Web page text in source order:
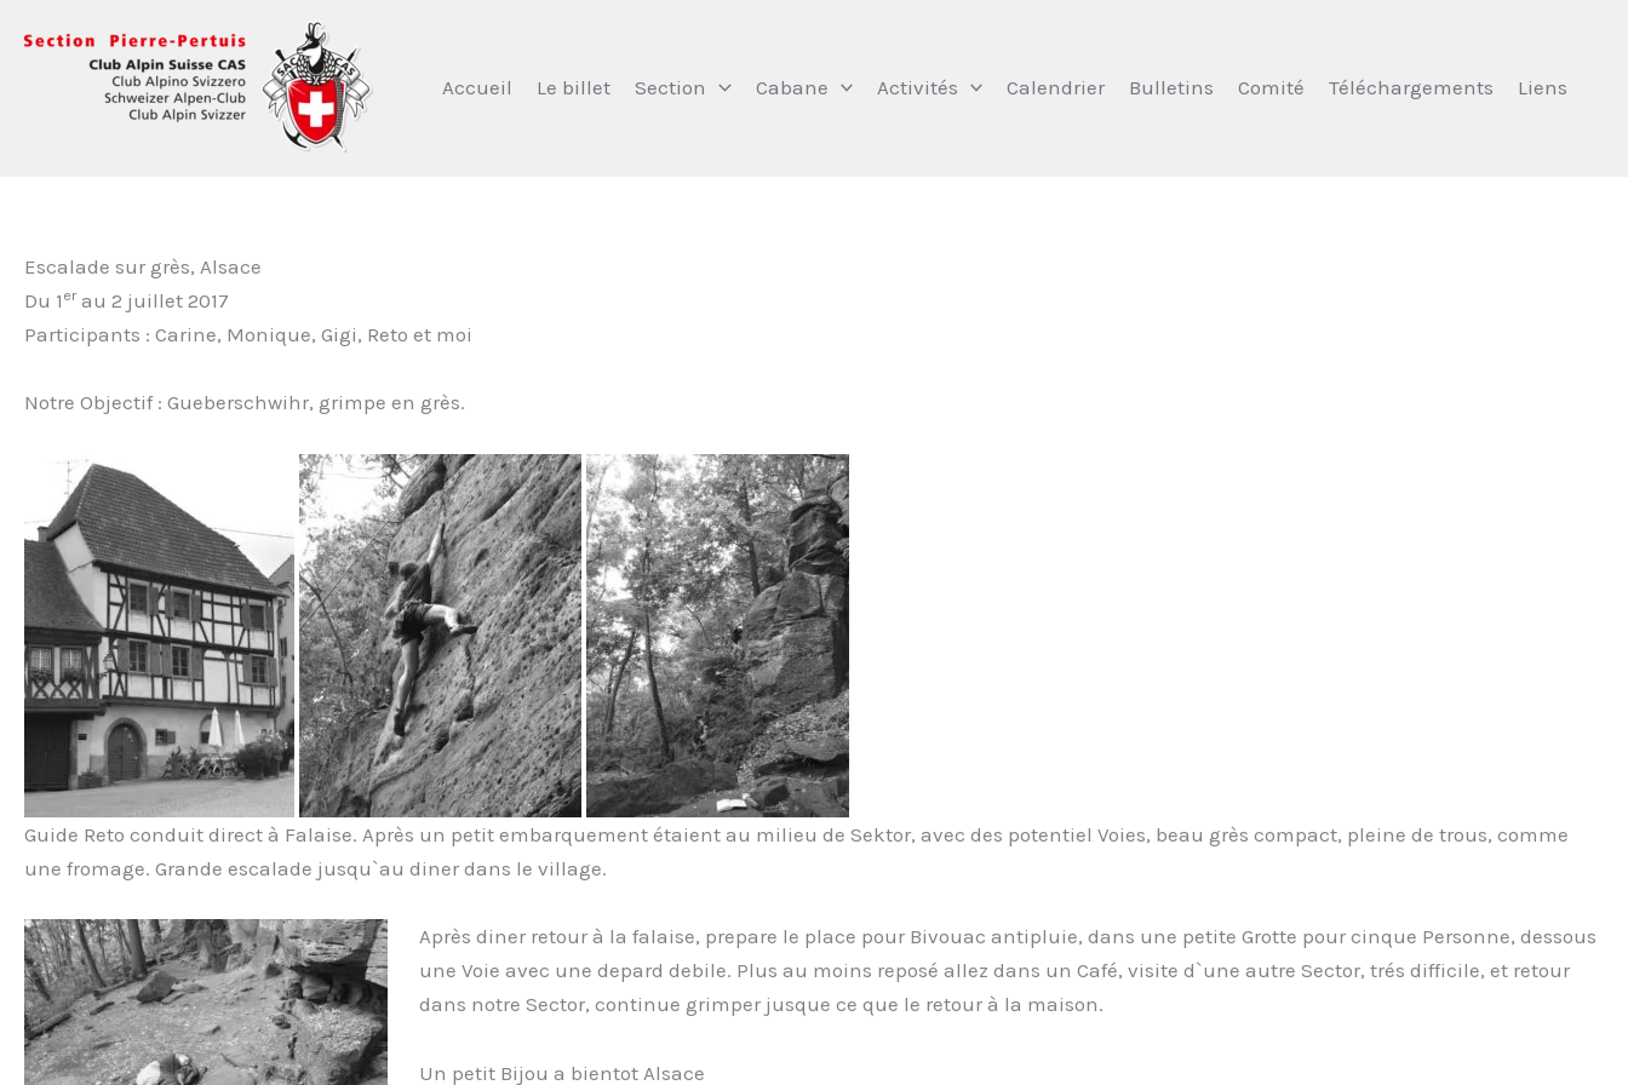
Accueil Le billet Section Cabane Activités Calendrier Bulletins Comité Téléchargements Liens
Escalade sur grès, Alsace
Du 1 erau 2 juillet 2017
Participants : Carine, Monique, Gigi, Reto et moi
Notre Objectif : Gueberschwihr, grimpe en grès.
Guide Reto conduit direct à Falaise. Après un petit embarquement étaient au milieu de Sektor, avec des potentiel Voies, beau grès compact, pleine de trous, comme
une fromage. Grande escalade jusqu`au diner dans le village.
Après diner retour à la falaise, prepare le place pour Bivouac antipluie, dans une petite Grotte pour cinque Personne, dessous
une Voie avec une depard debile. Plus au moins reposé allez dans un Café, visite d`une autre Sector, trés difficile, et retour
dans notre Sector, continue grimper jusque ce que le retour à la maison.
Un petit Bijou a bientot Alsace